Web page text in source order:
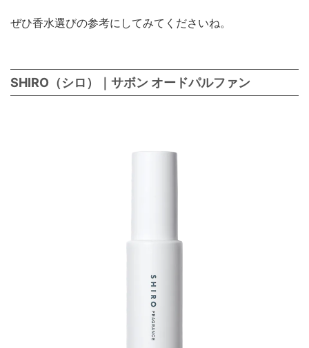
ぜひ香水選びの参考にしてみてくださいね。
SHIRO（シロ）｜サボン オードパルファン